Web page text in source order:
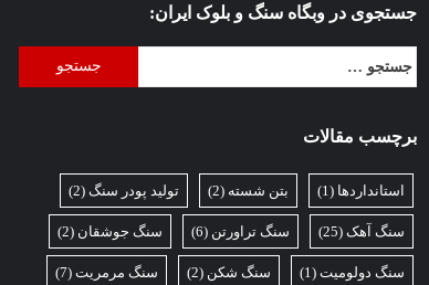
جستجوی در وبگاه سنگ و بلوک ایران:
برای:
برچسب مقالات
استانداردها (1) بتن شسته (2) تولید پودر سنگ (2)
سنگ آهک (25) سنگ تراورتن (6) سنگ جوشقان (2)
سنگ دولومیت (1) سنگ شکن (2) سنگ مرمریت (7)